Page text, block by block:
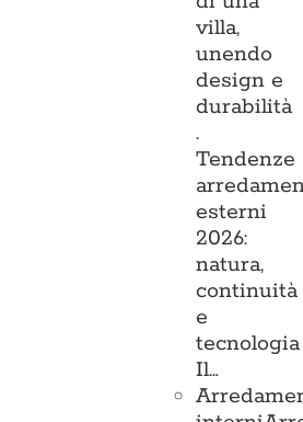
villa,
unendo
design e
durabilità
.
Tendenze
esterni
2026:
natura,
continuità
e
tecnologia
Il…